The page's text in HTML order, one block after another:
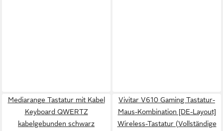
Mediarange Tastatur mit Kabel
Keyboard QWERTZ
kabelgebunden schwarz
Vivitar V610 Gaming Tastatur-
Maus-Kombination [DE-Layout]
Wireless-Tastatur (Vollständige